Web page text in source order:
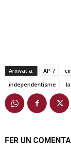
Arxivat a: AP-7
independentisme
FER UN